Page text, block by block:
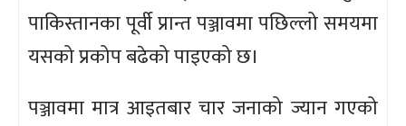
पाकिस्तानका पूर्वी प्रान्त पञ्जावमा पछिल्लो समयमा
यसको प्रकोप बढेको पाइएको छ।
पञ्जावमा मात्र आइतबार चार जनाको ज्यान गएको